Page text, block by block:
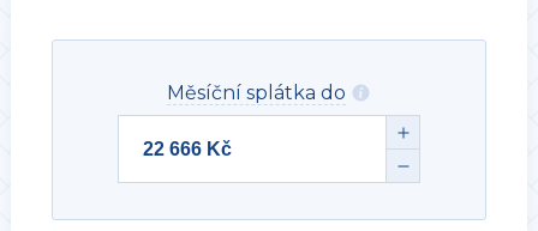
Měsíční splátka do